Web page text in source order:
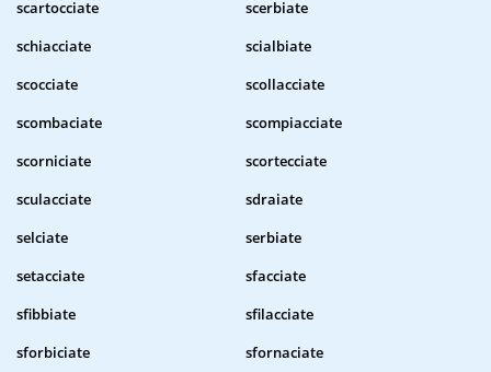
scartocciate
scerbiate
schiacciate
scialbiate
scocciate
scollacciate
scombaciate
scompiacciate
scorniciate
scortecciate
sculacciate
sdraiate
selciate
serbiate
setacciate
sfacciate
sfibbiate
sfilacciate
sforbiciate
sfornaciate